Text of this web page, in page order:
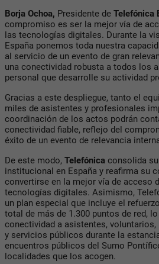
Borja Ochoa, Presidente de Telefónica
compromiso es ser la mejor vía de
las tecnologías digitales. Durante la
España ponemos toda nuestra
al servicio de un evento de gran
una conectividad robusta a todos los
personal que desarrolle su actividad
Gracias a este despliegue, tanto el
miles de asistentes y profesionales
coordinación de los actos podrán
conectividad fiable, reflejo del
éxito de un evento de relevancia
De este modo, Telefónica consolida
institucional en España y reafirma su
convertirse en la mejor vía de acceso
tecnologías digitales. Asimismo,
un plan especial que incluye el
total de más de 1.300 puntos de red,
conectividad a asistentes,
y servicios públicos durante la
encuentros públicos del Sumo
localidades que los acogen.